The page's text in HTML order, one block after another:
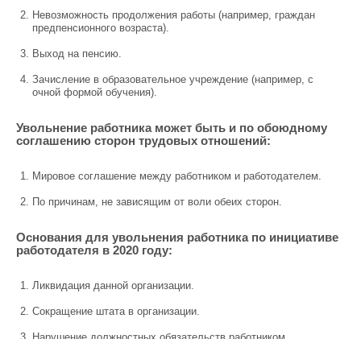
Невозможность продолжения работы (например, граждан
предпенсионного возраста).
Выход на пенсию.
Зачисление в образовательное учреждение (например, с
очной формой обучения).
Увольнение работника может быть и по обоюдному
соглашению сторон трудовых отношений:
Мировое соглашение между работником и работодателем.
По причинам, не зависящим от воли обеих сторон.
Основания для увольнения работника по инициативе
работодателя в 2020 году:
Ликвидация данной организации.
Сокращение штата в организации.